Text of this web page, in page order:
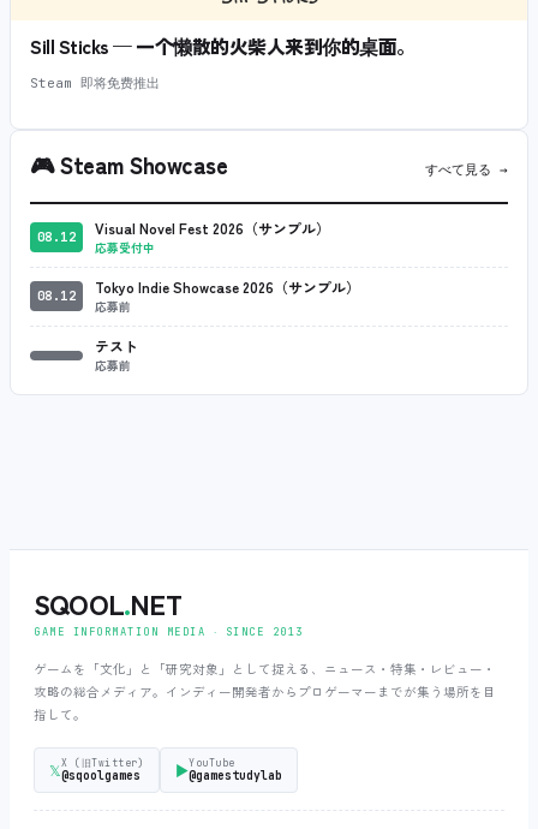
Sill Sticks — 一个懒散的火柴人来到你的桌面。
Steam 即将免费推出
🎮Steam Showcase すべて見る →
08.12 Visual Novel Fest 2026（サンプル）
応募受付中
08.12 Tokyo Indie Showcase 2026（サンプル）
応募前
テスト
応募前
SQOOL.NET
GAME INFORMATION MEDIA ‧ SINCE 2013
ゲームを「文化」と「研究対象」として捉える、ニュース・特集・レビュー・
攻略の総合メディア。インディー開発者からプロゲーマーまでが集う場所を目
指して。
𝕏X (旧Twitter)
@sqoolgames ▶YouTube
@gamestudylab